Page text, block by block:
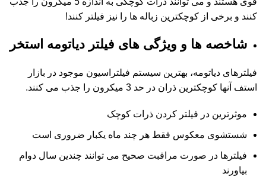
کنند و برخی از کوچکترین زباله ها را نیز فیلتر کنند!
شاخصه ها و ویژگی های فیلتر دیاتومه استخر
فیلترهای دیاتومه، بهترین سیستم فیلتراسیون موجود در بازار
استف آنها کوچکترین ذران در حد 3 میکرون را جذب می کنند.
موثرترین در فیلتر کردن ذرات کوچک
شستشوی معکوس فقط هر چند ماه یکبار ضروری است
فیلترها در صورت مراقبت صحیح می توانند چندین سال دوام
بیاورند